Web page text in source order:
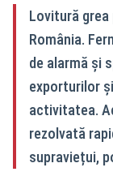
Lovitură
România.
de alarmă și
exporturilor
activitatea.
rezolvată
supraviețui,